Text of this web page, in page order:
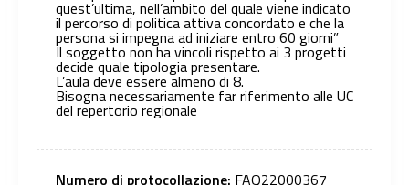
quest’ultima, nell’ambito del quale viene indicato
il percorso di politica attiva concordato e che la
persona si impegna ad iniziare entro 60 giorni”
Il soggetto non ha vincoli rispetto ai 3 progetti
decide quale tipologia presentare.
L’aula deve essere almeno di 8.
Bisogna necessariamente far riferimento alle UC
del repertorio regionale
Numero di protocollazione: FAQ22000367